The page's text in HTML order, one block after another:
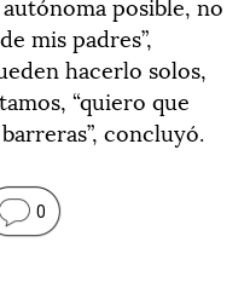
mis padres”,
hacerlo solos,
“quiero que
concluyó.
0